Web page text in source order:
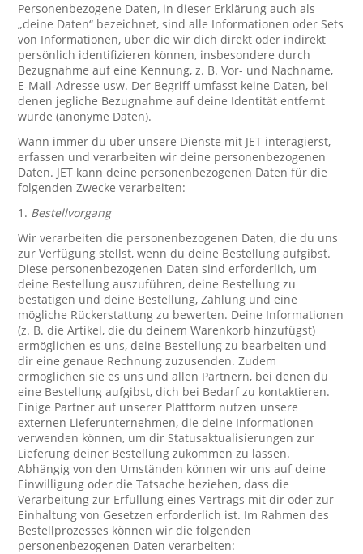
Personenbezogene Daten, in dieser Erklärung auch als
„deine Daten“ bezeichnet, sind alle Informationen oder Sets
von Informationen, über die wir dich direkt oder indirekt
persönlich identifizieren können, insbesondere durch
Bezugnahme auf eine Kennung, z. B. Vor- und Nachname,
E-Mail-Adresse usw. Der Begriff umfasst keine Daten, bei
denen jegliche Bezugnahme auf deine Identität entfernt
wurde (anonyme Daten).
Wann immer du über unsere Dienste mit JET interagierst,
erfassen und verarbeiten wir deine personenbezogenen
Daten. JET kann deine personenbezogenen Daten für die
folgenden Zwecke verarbeiten:
1. Bestellvorgang
Wir verarbeiten die personenbezogenen Daten, die du uns
zur Verfügung stellst, wenn du deine Bestellung aufgibst.
Diese personenbezogenen Daten sind erforderlich, um
deine Bestellung auszuführen, deine Bestellung zu
bestätigen und deine Bestellung, Zahlung und eine
mögliche Rückerstattung zu bewerten. Deine Informationen
(z. B. die Artikel, die du deinem Warenkorb hinzufügst)
ermöglichen es uns, deine Bestellung zu bearbeiten und
dir eine genaue Rechnung zuzusenden. Zudem
ermöglichen sie es uns und allen Partnern, bei denen du
eine Bestellung aufgibst, dich bei Bedarf zu kontaktieren.
Einige Partner auf unserer Plattform nutzen unsere
externen Lieferunternehmen, die deine Informationen
verwenden können, um dir Statusaktualisierungen zur
Lieferung deiner Bestellung zukommen zu lassen.
Abhängig von den Umständen können wir uns auf deine
Einwilligung oder die Tatsache beziehen, dass die
Verarbeitung zur Erfüllung eines Vertrags mit dir oder zur
Einhaltung von Gesetzen erforderlich ist. Im Rahmen des
Bestellprozesses können wir die folgenden
personenbezogenen Daten verarbeiten: